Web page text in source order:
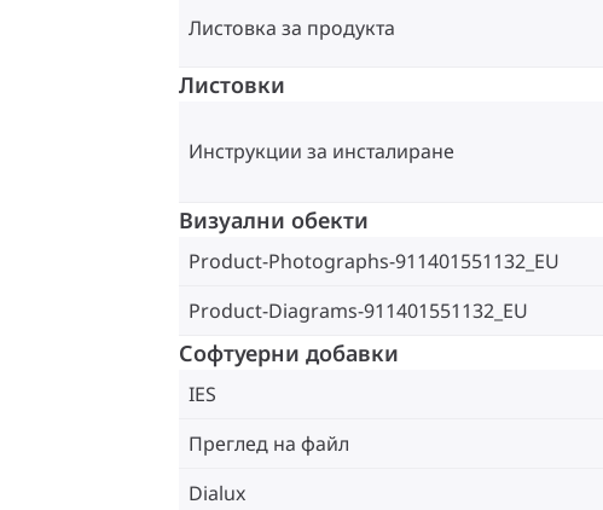
Листовка за продукта
Листовки
Инструкции за инсталиране
Визуални обекти
Product-Photographs-911401551132_EU
Product-Diagrams-911401551132_EU
Софтуерни добавки
IES
Преглед на файл
Dialux